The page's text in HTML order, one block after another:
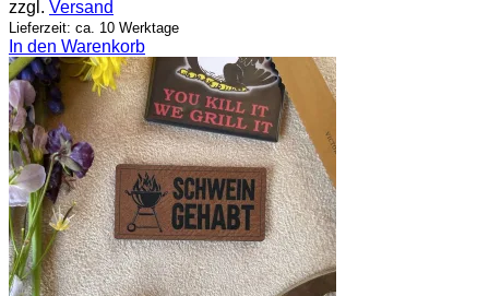
zzgl. Versand
Lieferzeit: ca. 10 Werktage
In den Warenkorb